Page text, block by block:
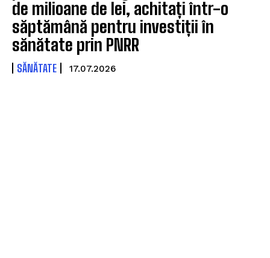
de milioane de lei, achitați într-o
săptămână pentru investiții în
sănătate prin PNRR
SĂNĂTATE 17.07.2026